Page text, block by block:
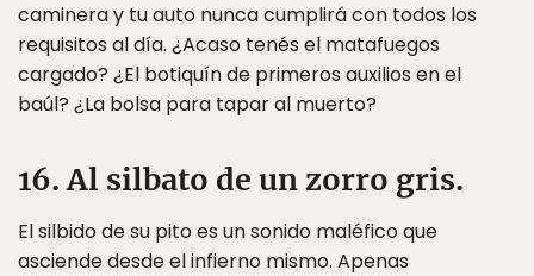
caminera y tu auto nunca cumplirá con todos los
requisitos al día. ¿Acaso tenés el matafuegos
cargado? ¿El botiquín de primeros auxilios en el
baúl? ¿La bolsa para tapar al muerto?
16. Al silbato de un zorro gris.
El silbido de su pito es un sonido maléfico que
asciende desde el infierno mismo. Apenas